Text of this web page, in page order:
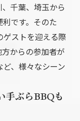
千葉、埼玉から
です。そのた
ストを迎える際
からの参加者が
、様々なシーン
手ぶらBBQも